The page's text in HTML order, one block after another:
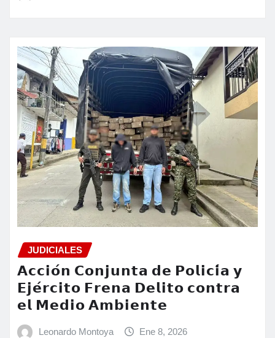
JUDICIALES
𝗔𝗰𝗰𝗶𝗼́𝗻 𝗖𝗼𝗻𝗷𝘂𝗻𝘁𝗮 𝗱𝗲 𝗣𝗼𝗹𝗶𝗰𝗶́𝗮 𝘆
𝗘𝗷𝗲́𝗿𝗰𝗶𝘁𝗼 𝗙𝗿𝗲𝗻𝗮 𝗗𝗲𝗹𝗶𝘁𝗼 𝗰𝗼𝗻𝘁𝗿𝗮
𝗲𝗹 𝗠𝗲𝗱𝗶𝗼 𝗔𝗺𝗯𝗶𝗲𝗻𝘁𝗲
Leonardo Montoya Ene 8, 2026